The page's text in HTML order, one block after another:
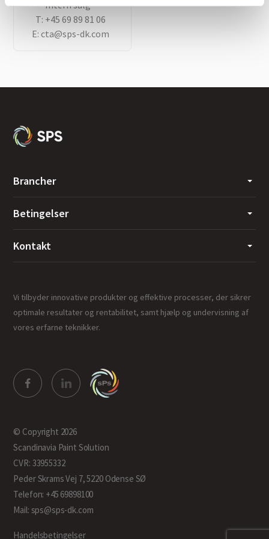
Intern salg
T: +45 69 89 81 06
E: cta@sps-dk.com
Brancher
Betingelser
Kontakt
Vi tilbyder innovative produkter og effektive processer, der sikrer
optimale resultater og rentabilitet, samt hjælp og undervisning af
vores erfarne teknikker.
© Copyright 2026
Scandinavia Paint Solution
CVR: 33955332
Peder Skrams Vej 7, 5220 Odense SØ
Telefon: +45 69898100
Mail: sps@sps-dk.com
Handelsbetingelser